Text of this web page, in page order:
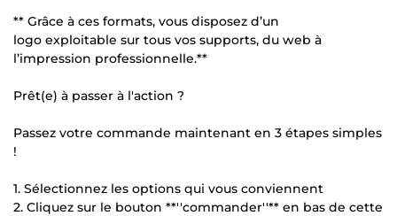
** Grâce à ces formats, vous disposez d’un
logo exploitable sur tous vos supports, du web à
l’impression professionnelle.**
Prêt(e) à passer à l'action ?
Passez votre commande maintenant en 3 étapes simples
!
1. Sélectionnez les options qui vous conviennent
2. Cliquez sur le bouton **''commander''** en bas de cette